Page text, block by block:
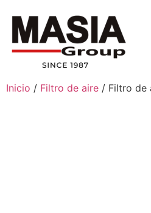
Inicio / Filtro de aire / Filtro de